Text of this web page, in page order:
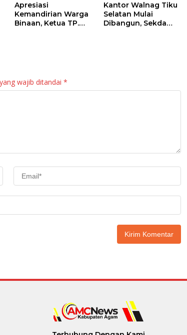
Apresiasi
Kemandirian Warga
Binaan, Ketua TP.
Kantor Walnag Tiku
Selatan Mulai
Dibangun, Sekda
wajib ditandai *